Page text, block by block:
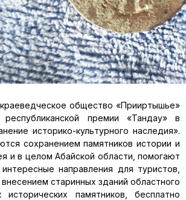
общество «Прииртышье»
премии «Тандау» в
историко-культурного наследия».
сохранением памятников истории и
и в целом Абайской области, помогают
направления для туристов,
старинных зданий областного
памятников, бесплатно